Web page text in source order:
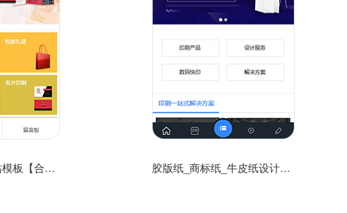
印刷包装画册网站模板【合版彩页_易拉宝_喷绘网站模板】 胶版纸_商标纸_牛皮纸设计公司网站模板源码免费下载